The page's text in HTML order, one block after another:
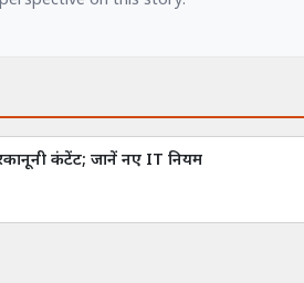
कंटेंट; जानें नए IT नियम